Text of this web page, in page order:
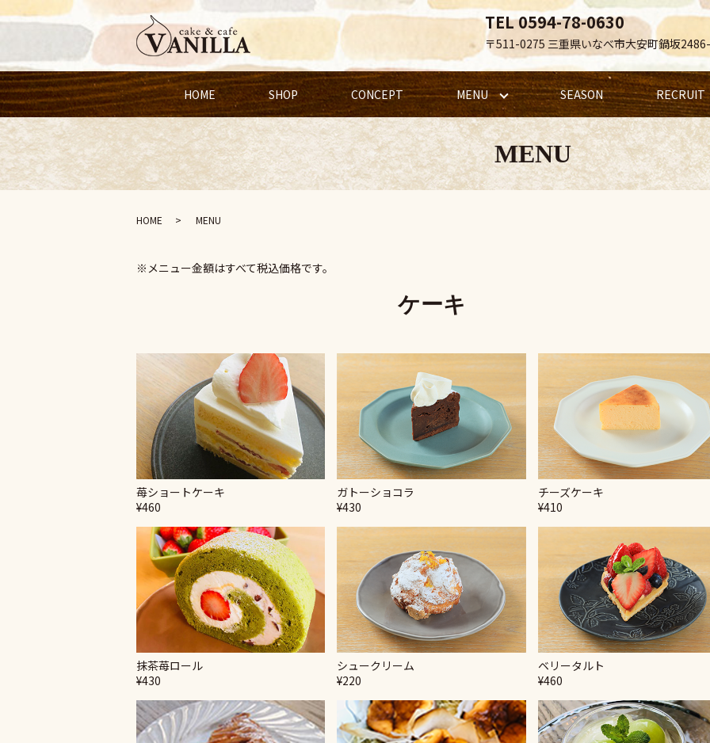
TEL 0594-78-0630
〒511-0275 三重県いなべ市大安町鍋坂
HOME SHOP CONCEPT MENU SEASON RECRUIT
MENU
HOME MENU
※メニュー金額はすべて税込価格です。
ケーキ
苺ショートケーキ
¥460
ガトーショコラ
¥430
チーズケーキ
¥410
抹茶苺ロール
¥430
シュークリーム
¥220
ベリータルト
¥460